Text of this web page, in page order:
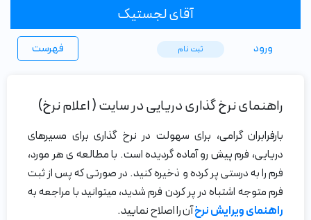
آقای لجستیک
فهرست ورود ثبت ‌نام
راهنمای نرخ گذاری دریایی در سایت ( اعلام نرخ)
بارفرابران گرامی، برای سهولت در نرخ گذاری برای مسیرهای
دریایی، فرم پیش رو آماده گردیده است. با مطالعه ی هر مورد،
فرم را به درستی پر کرده و ذخیره کنید. در صورتی که پس از ثبت
فرم متوجه اشتباه در پر کردن فرم شدید، میتوانید با مراجعه به
راهنمای ویرایش نرخآن را اصلاح نمایید.